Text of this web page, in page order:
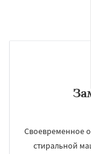
Своевременное
стиральной